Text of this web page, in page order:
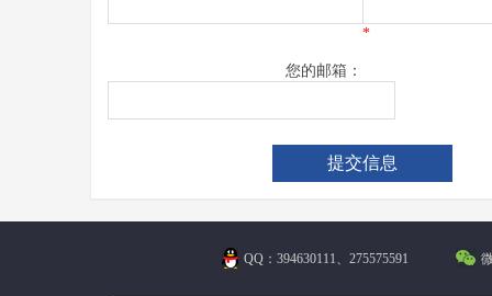
*
您的邮箱：
QQ：394630111、275575591